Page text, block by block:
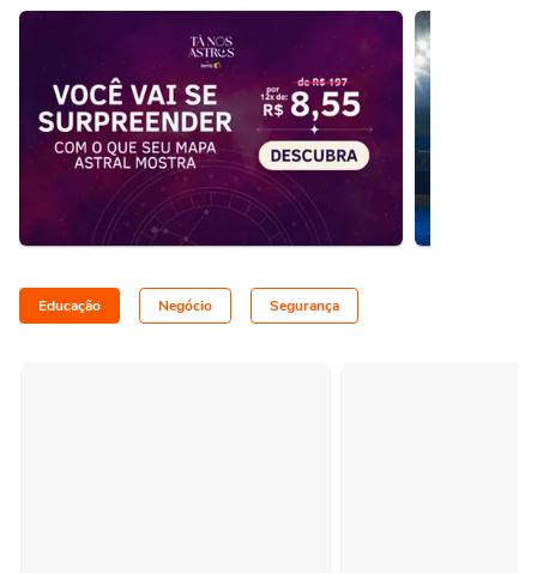
Educação Negócio Segurança